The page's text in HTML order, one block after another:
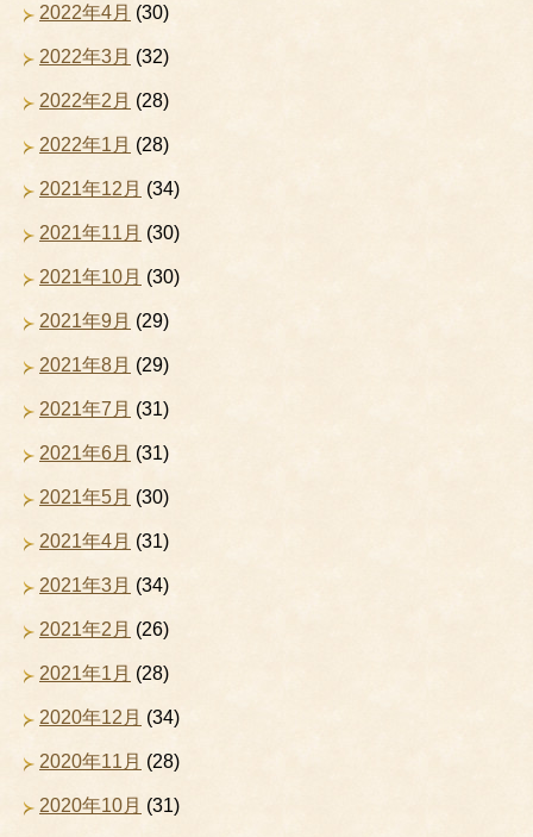
2022年4月 (30)
2022年3月 (32)
2022年2月 (28)
2022年1月 (28)
2021年12月 (34)
2021年11月 (30)
2021年10月 (30)
2021年9月 (29)
2021年8月 (29)
2021年7月 (31)
2021年6月 (31)
2021年5月 (30)
2021年4月 (31)
2021年3月 (34)
2021年2月 (26)
2021年1月 (28)
2020年12月 (34)
2020年11月 (28)
2020年10月 (31)